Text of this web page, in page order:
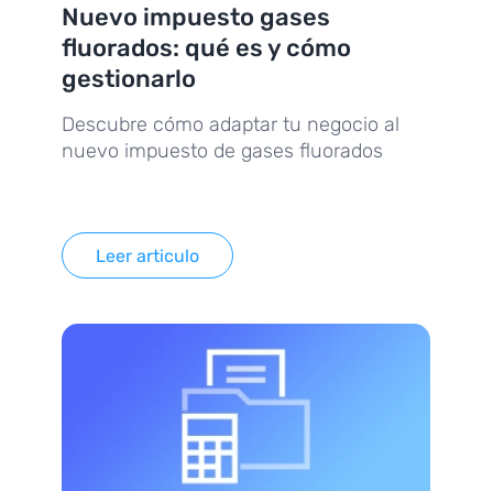
Nuevo impuesto gases
fluorados: qué es y cómo
gestionarlo
Descubre cómo adaptar tu negocio al
nuevo impuesto de gases fluorados
Leer articulo